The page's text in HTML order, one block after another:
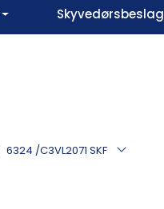
Skyvedørsbeslag
6324 /C3VL2071 SKF